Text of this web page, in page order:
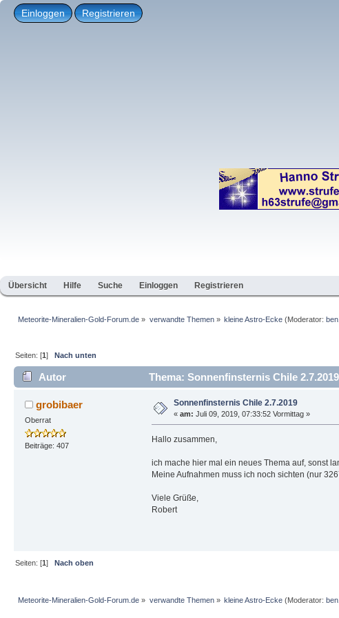
Einloggen Registrieren
Übersicht Hilfe Suche Einloggen Registrieren
Meteorite-Mineralien-Gold-Forum.de » verwandte Themen» kleine Astro-Ecke(Moderator:
Seiten: [1]Nach unten
Autor Thema: Sonnenfinsternis Chile
grobibaer
Oberrat
Beiträge: 407
Sonnenfinsternis Chile 2.7.2019
« am: Juli 09, 2019, 07:33:52 Vormittag »
Hallo zusammen,
ich mache hier mal ein neues Thema auf, sonst
Meine Aufnahmen muss ich noch sichten (nur
Viele Grüße,
Robert
Seiten: [1]Nach oben
Meteorite-Mineralien-Gold-Forum.de » verwandte Themen» kleine Astro-Ecke(Moderator: